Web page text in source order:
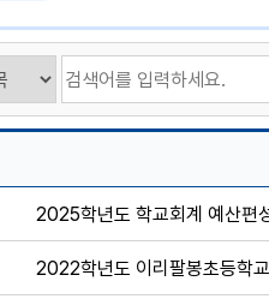
2025학년도 학교회계 예산편
2022학년도 이리팔봉초등학교